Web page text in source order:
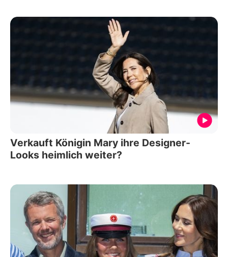
Verkauft Königin Mary ihre Designer-
Looks heimlich weiter?